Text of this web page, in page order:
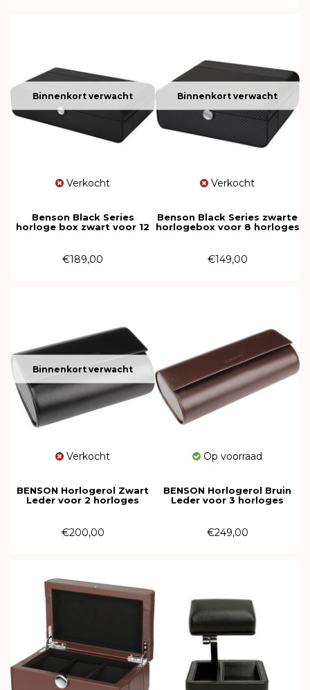
Binnenkort verwacht
Verkocht
Benson Black Series
horloge box zwart voor 12
€189,00
Binnenkort verwacht
Verkocht
Benson Black Series zwarte
horlogebox voor 8 horloges
€149,00
Binnenkort verwacht
Verkocht
BENSON Horlogerol Zwart
Leder voor 2 horloges
€200,00
Op voorraad
BENSON Horlogerol Bruin
Leder voor 3 horloges
€249,00